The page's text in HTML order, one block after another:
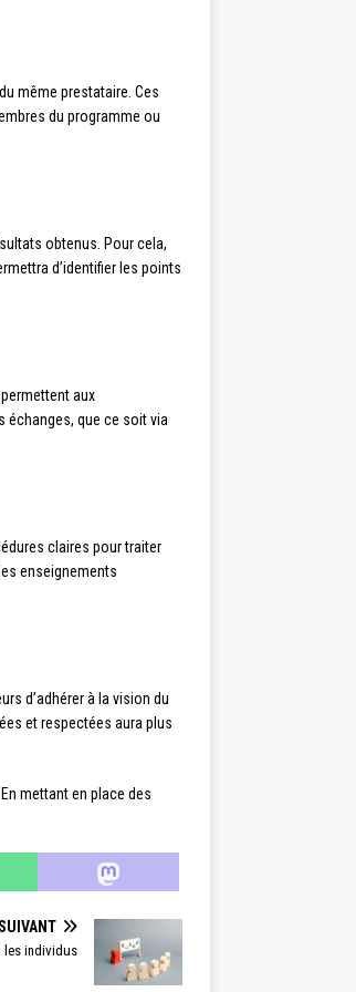
même prestataire. Ces
du programme ou
obtenus. Pour cela,
d’identifier les points
aux
échanges, que ce soit via
claires pour traiter
enseignements
d’adhérer à la vision du
et respectées aura plus
mettant en place des
SUIVANT
les individus